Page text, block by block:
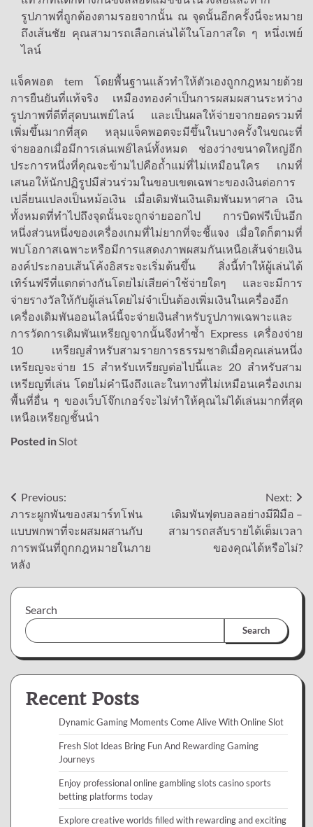
รูปภาพที่ถูกต้องตามรอยจากนั้น ณ จุดนั้นอีกครั้งนี่จะหมาย
ถึงเส้นชัย คุณสามารถเลือกเล่นได้ในโอกาสใด ๆ หนึ่งเพย์
ไลน์
แจ็คพอต tem โดยพื้นฐานแล้วทำให้ตัวเองถูกกฎหมายด้วย
การยืนยันที่แท้จริง เหมืองทองคำเป็นการผสมผสานระหว่าง
รูปภาพที่ดีที่สุดบนเพย์ไลน์ และเป็นผลให้จ่ายจากยอดรวมที่
เพิ่มขึ้นมากที่สุด หลุมแจ็คพอตจะมีขึ้นในบางครั้งในขณะที่
จ่ายออกเมื่อมีการเล่นเพย์ไลน์ทั้งหมด ช่องว่างขนาดใหญ่อีก
ประการหนึ่งที่คุณจะข้ามไปคือถ้ำแม่ที่ไม่เหมือนใคร เกมที่
เสนอให้นักปฏิรูปมีส่วนร่วมในขอบเขตเฉพาะของเงินต่อการ
เปลี่ยนแปลงเป็นหม้อเงิน เมื่อเดิมพันเงินเดิมพันมหาศาล เงิน
ทั้งหมดที่ทำไปถึงจุดนั้นจะถูกจ่ายออกไป การบิดฟรีเป็นอีก
หนึ่งส่วนหนึ่งของเครื่องเกมที่ไม่ยากที่จะชี้แจง เมื่อใดก็ตามที่
พบโอกาสเฉพาะหรือมีการแสดงภาพผสมกันเหนือเส้นจ่ายเงิน
องค์ประกอบเส้นโค้งอิสระจะเริ่มต้นขึ้น สิ่งนี้ทำให้ผู้เล่นได้
เทิร์นฟรีที่แตกต่างกันโดยไม่เสียค่าใช้จ่ายใดๆ และจะมีการ
จ่ายรางวัลให้กับผู้เล่นโดยไม่จำเป็นต้องเพิ่มเงินในเครื่องอีก
เครื่องเดิมพันออนไลน์นี้จะจ่ายเงินสำหรับรูปภาพเฉพาะและ
การวัดการเดิมพันเหรียญจากนั้นจึงทำซ้ำ Express เครื่องจ่าย
10 เหรียญสำหรับสามรายการธรรมชาติเมื่อคุณเล่นหนึ่ง
เหรียญจะจ่าย 15 สำหรับเหรียญต่อไปนี้และ 20 สำหรับสาม
เหรียญที่เล่น โดยไม่คำนึงถึงและในทางที่ไม่เหมือนเครื่องเกม
พื้นที่อื่น ๆ ของเว็บโจ๊กเกอร์จะไม่ทำให้คุณไม่ได้เล่นมากที่สุด
เหนือเหรียญชั้นนำ
Posted inSlot
Post
navigation
Previous:
ภาระผูกพันของสมาร์ทโฟน
แบบพกพาที่จะผสมผสานกับ
การพนันที่ถูกกฎหมายในภาย
หลัง
Next:
เดิมพันฟุตบอลอย่างมีฝีมือ –
สามารถสลับรายได้เต็มเวลา
ของคุณได้หรือไม่?
Search
Search
Recent Posts
Dynamic Gaming Moments Come Alive With Online Slot
Fresh Slot Ideas Bring Fun And Rewarding Gaming
Journeys
Enjoy professional online gambling slots casino sports
betting platforms today
Explore creative worlds filled with rewarding and exciting